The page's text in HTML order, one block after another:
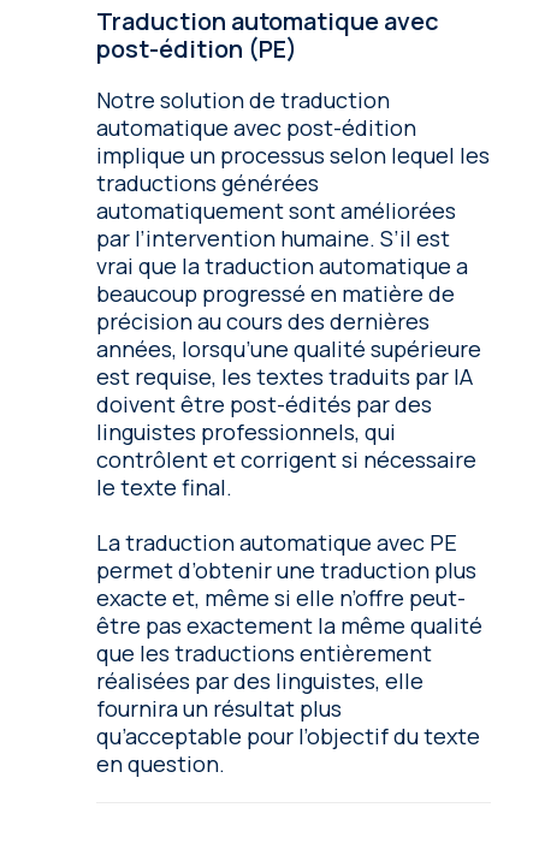
Traduction automatique avec
post-édition (PE)
Notre solution de traduction
automatique avec post-édition
implique un processus selon lequel les
traductions générées
automatiquement sont améliorées
par l’intervention humaine. S’il est
vrai que la traduction automatique a
beaucoup progressé en matière de
précision au cours des dernières
années, lorsqu’une qualité supérieure
est requise, les textes traduits par IA
doivent être post-édités par des
linguistes professionnels, qui
contrôlent et corrigent si nécessaire
le texte final.
La traduction automatique avec PE
permet d’obtenir une traduction plus
exacte et, même si elle n’offre peut-
être pas exactement la même qualité
que les traductions entièrement
réalisées par des linguistes, elle
fournira un résultat plus
qu’acceptable pour l’objectif du texte
en question.